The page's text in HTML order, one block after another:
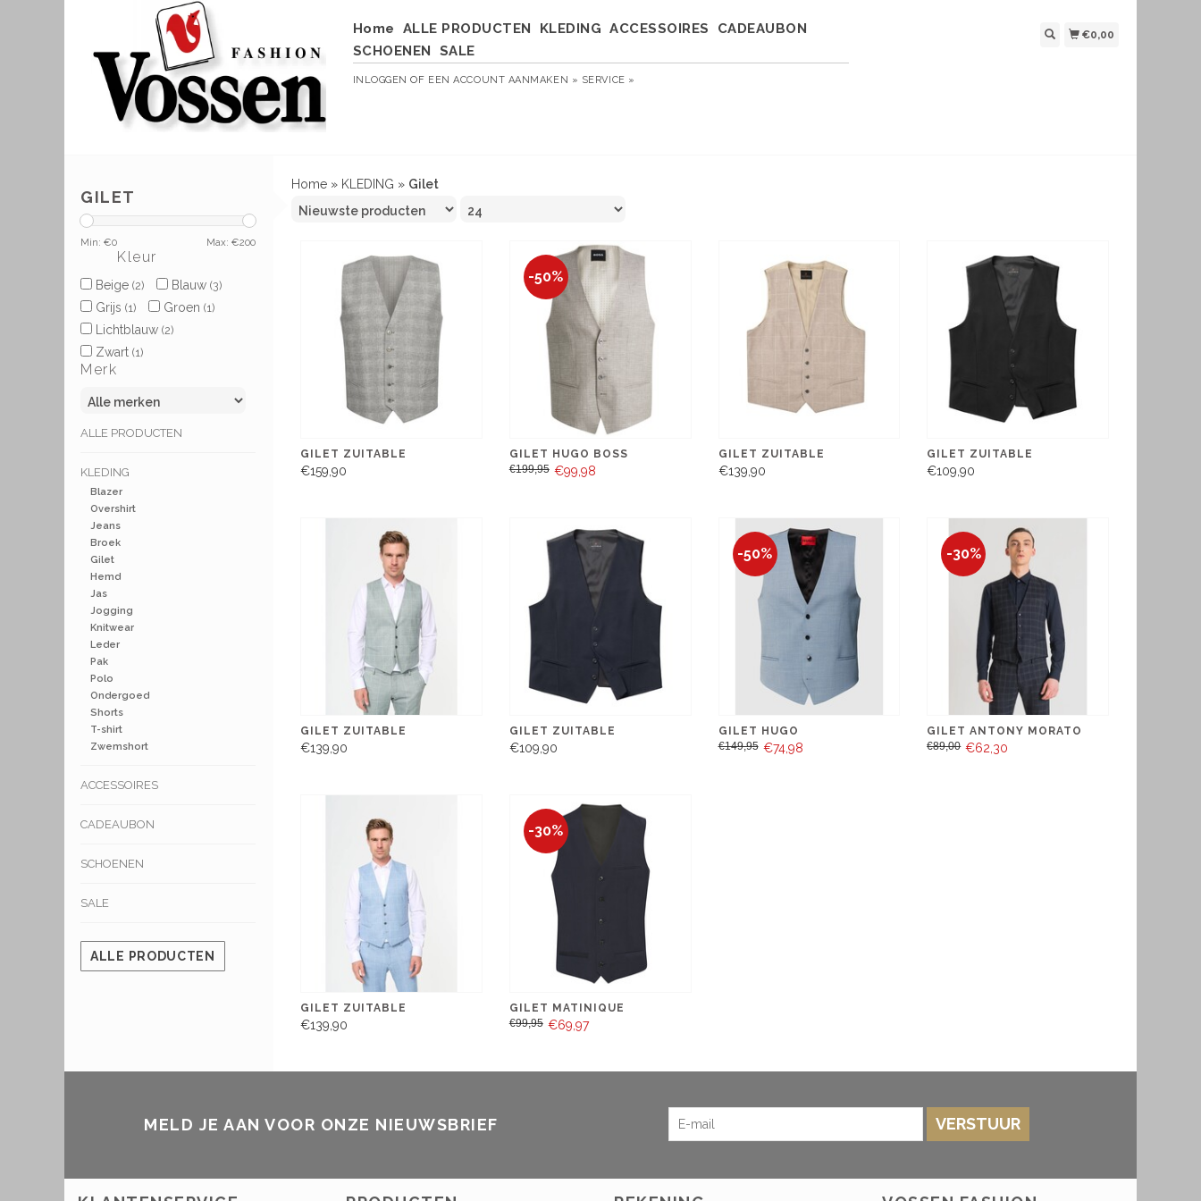
Home ALLE PRODUCTEN KLEDING ACCESSOIRES
CADEAUBON
SCHOENEN
SALE
INLOGGEN OF EEN ACCOUNT AANMAKEN » SERVICE »
€0,00
GILET
Min: €0 Max: €200
Kleur
Beige (2) Blauw (3)
Grijs (1) Groen (1)
Lichtblauw (2)
Zwart (1)
Merk
ALLE PRODUCTEN
KLEDING
Blazer
Overshirt
Jeans
Broek
Gilet
Hemd
Jas
Jogging
Knitwear
Leder
Pak
Polo
Ondergoed
Shorts
T-shirt
Zwemshort
ACCESSOIRES
CADEAUBON
SCHOENEN
SALE
ALLE PRODUCTEN
Home » KLEDING » Gilet
GILET ZUITABLE
€159,90
-50%
GILET HUGO BOSS
€199,95 €99,98
GILET ZUITABLE
€139,90
GILET ZUITABLE
€109,90
GILET ZUITABLE
€139,90
GILET ZUITABLE
€109,90
-50%
GILET HUGO
€149,95 €74,98
-30%
GILET ANTONY MORATO
€89,00 €62,30
GILET ZUITABLE
€139,90
-30%
GILET MATINIQUE
€99,95 €69,97
MELD JE AAN VOOR ONZE NIEUWSBRIEF VERSTUUR